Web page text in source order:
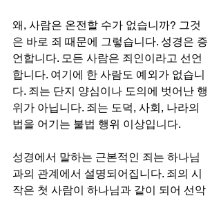
왜, 사람은 온전할 수가 없습니까? 그것
은 바로 죄 때문에 그렇습니다. 성경은 증
언합니다. 모든 사람은 죄인이라고 선언
합니다. 여기에 한 사람도 예외가 없습니
다. 죄는 단지 양심이나 도의에 벗어난 행
위가 아닙니다. 죄는 도덕, 사회, 나라의
법을 어기는 불법 행위 이상입니다.
성경에서 말하는 근본적인 죄는 하나님
과의 관계에서 설명되어집니다. 죄의 시
작은 첫 사람이 하나님과 같이 되어 선악